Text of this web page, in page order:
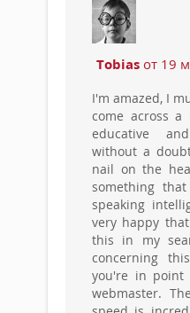
Tobias от 19
I'm amazed, I
come across
educative
without a
nail on the
something
speaking
very happy
this in my
concerning
you're in point
webmaster.